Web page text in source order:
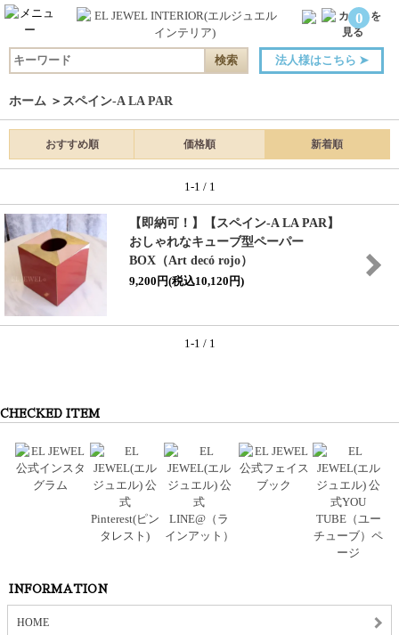
0
法人様はこちら ➤
ホーム ＞ スペイン-A LA PAR
おすすめ順 価格順 新着順
1-1 / 1
【即納可！】【スペイン-A LA PAR】
おしゃれなキューブ型ペーパー
BOX（Art decó rojo）
9,200円(税込10,120円)
1-1 / 1
CHECKED ITEM
INFORMATION
HOME